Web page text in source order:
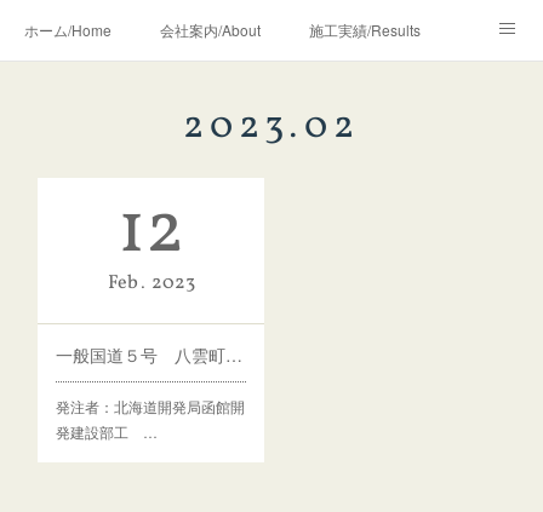
ホーム/Home 会社案内/About 施工実績/Results
2023.02
12
Feb 2023
一般国道５号 八雲町 黒岩災害防除外一連工事
発注者：北海道開発局函館開
発建設部工 …